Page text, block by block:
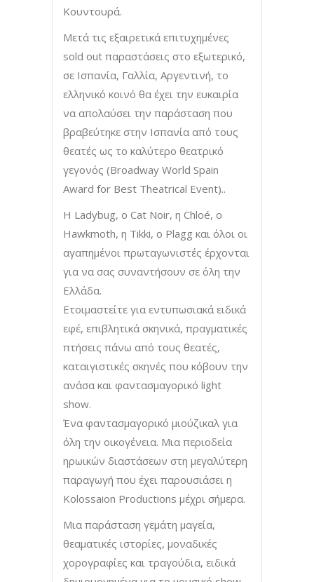
Κουντουρά.
Μετά τις εξαιρετικά επιτυχημένες
sold out παραστάσεις στο εξωτερικό,
σε Ισπανία, Γαλλία, Αργεντινή, το
ελληνικό κοινό θα έχει την ευκαιρία
να απολαύσει την παράσταση που
βραβεύτηκε στην Ισπανία από τους
θεατές ως το καλύτερο θεατρικό
γεγονός (Broadway World Spain
Award for Best Theatrical Event)..
Η Ladybug, ο Cat Noir, η Chloé, ο
Hawkmoth, η Tikki, o Plagg και όλοι οι
αγαπημένοι πρωταγωνιστές έρχονται
για να σας συναντήσουν σε όλη την
Ελλάδα.
Ετοιμαστείτε για εντυπωσιακά ειδικά
εφέ, επιβλητικά σκηνικά, πραγματικές
πτήσεις πάνω από τους θεατές,
καταιγιστικές σκηνές που κόβουν την
ανάσα και φαντασμαγορικό light
show.
Ένα φαντασμαγορικό μιούζικαλ για
όλη την οικογένεια. Μια περιοδεία
ηρωικών διαστάσεων στη μεγαλύτερη
παραγωγή που έχει παρουσιάσει η
Kolossaion Productions μέχρι σήμερα.
Μια παράσταση γεμάτη μαγεία,
θεαματικές ιστορίες, μοναδικές
χορογραφίες και τραγούδια, ειδικά